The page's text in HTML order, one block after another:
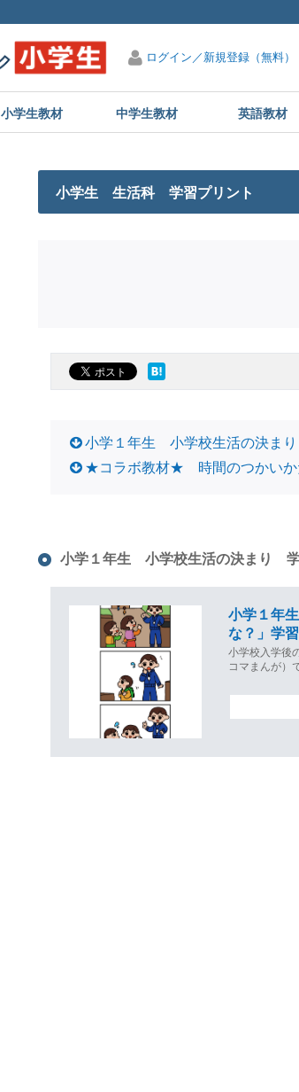
ログイン／新規登録（無料）
小学生教材 中学生教材 英語教材
小学生 生活科 学習プリント
小学１年生 小学校生活の決ま
★コラボ教材★ 時間のつかいか
小学１年生 小学校生活の決まり 学
小学１年
な？」学
小学校入学後
コマまんが）